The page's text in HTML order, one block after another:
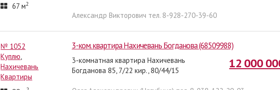
67 м2
Александр Викторович тел. 8-928-270-39-60
№ 1052
Куплю,
Нахичевань
Квартиры
3-ком. квартира Нахичевань Богданова (68509988)
12 000
3-комнатная квартира Нахичевань
Богданова 85, 7/22 кир., 80/44/15